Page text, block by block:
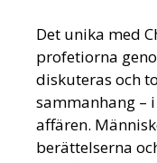
Det unika med
profetiorna
diskuteras och
sammanhang –
affären.
berättelserna